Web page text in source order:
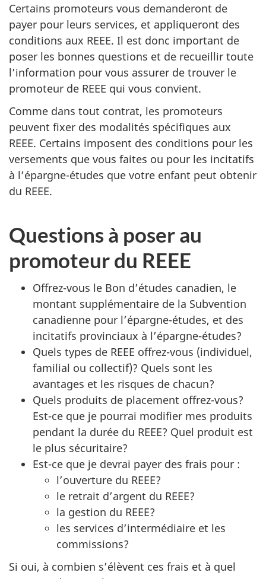
Certains promoteurs vous demanderont de
payer pour leurs services, et appliqueront des
conditions aux REEE. Il est donc important de
poser les bonnes questions et de recueillir toute
l’information pour vous assurer de trouver le
promoteur de REEE qui vous convient.
Comme dans tout contrat, les promoteurs
peuvent fixer des modalités spécifiques aux
REEE. Certains imposent des conditions pour les
versements que vous faites ou pour les incitatifs
à l’épargne-études que votre enfant peut obtenir
du REEE.
Questions à poser au
promoteur du REEE
Offrez-vous le Bon d’études canadien, le
montant supplémentaire de la Subvention
canadienne pour l’épargne-études, et des
incitatifs provinciaux à l’épargne-études?
Quels types de REEE offrez-vous (individuel,
familial ou collectif)? Quels sont les
avantages et les risques de chacun?
Quels produits de placement offrez-vous?
Est-ce que je pourrai modifier mes produits
pendant la durée du REEE? Quel produit est
le plus sécuritaire?
Est-ce que je devrai payer des frais pour :
l’ouverture du REEE?
le retrait d’argent du REEE?
la gestion du REEE?
les services d’intermédiaire et les
commissions?
Si oui, à combien s’élèvent ces frais et à quel